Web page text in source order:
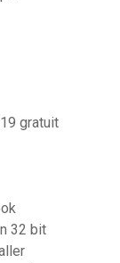
gratuit
32 bit